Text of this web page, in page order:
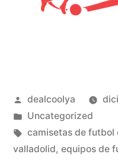
Publicado
por
dealcoolya
Publicado
en
Uncategorized
Etiquetas:
camisetas de futbol
valladolid, equipos de